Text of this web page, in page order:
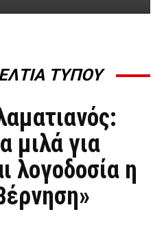
ΤΥΠΟΥ
μιλά για
λογοδοσία η